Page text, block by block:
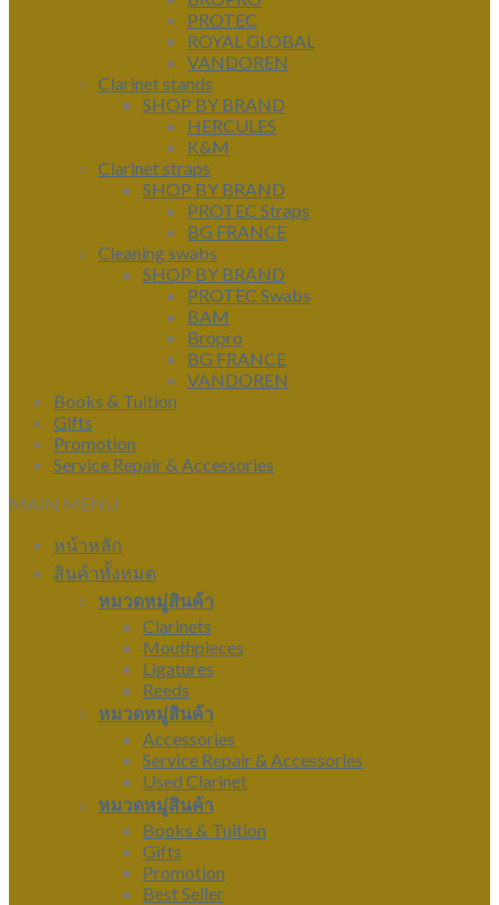
PROTEC
ROYAL GLOBAL
VANDOREN
Clarinet stands
SHOP BY BRAND
HERCULES
K&M
Clarinet straps
SHOP BY BRAND
PROTEC Straps
BG FRANCE
Cleaning swabs
SHOP BY BRAND
PROTEC Swabs
BAM
Bropro
BG FRANCE
VANDOREN
Books & Tuition
Gifts
Promotion
Service Repair & Accessories
MAIN MENU
หน้าหลัก
สินค้าทั้งหมด
หมวดหมู่สินค้า
Clarinets
Mouthpieces
Ligatures
Reeds
หมวดหมู่สินค้า
Accessories
Service Repair & Accessories
Used Clarinet
หมวดหมู่สินค้า
Books & Tuition
Gifts
Promotion
Best Seller